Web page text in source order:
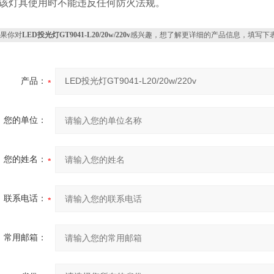
灯具使用时不能违反任何防火法规。
你对LED投光灯GT9041-L20/20w/220v感兴趣，想了解更详细的产品信息，填写下
产品：
您的单位：
您的姓名：
联系电话：
常用邮箱：